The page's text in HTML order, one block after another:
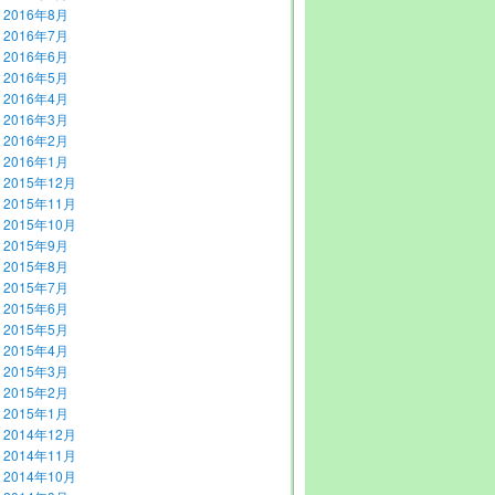
2016年8月
2016年7月
2016年6月
2016年5月
2016年4月
2016年3月
2016年2月
2016年1月
2015年12月
2015年11月
2015年10月
2015年9月
2015年8月
2015年7月
2015年6月
2015年5月
2015年4月
2015年3月
2015年2月
2015年1月
2014年12月
2014年11月
2014年10月